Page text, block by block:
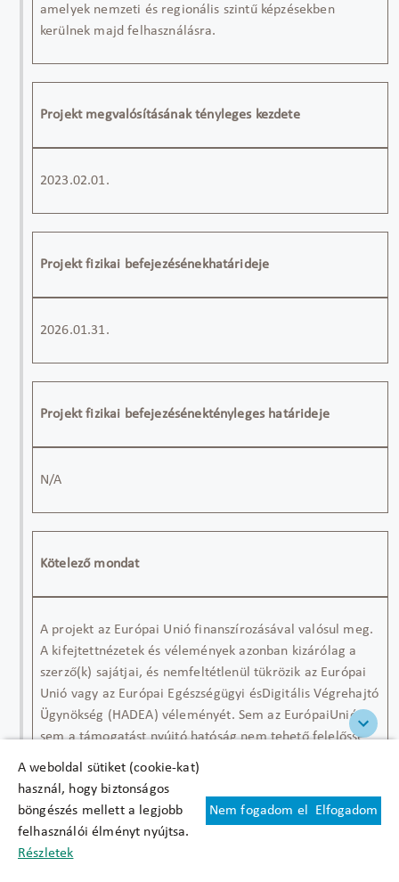
A weboldal sütiket (cookie-kat)
használ, hogy biztonságos
böngészés mellett a legjobb
felhasználói élményt nyújtsa.
Részletek
Nem fogadom el Elfogadom
amelyek nemzeti és regionális szintű képzésekben
kerülnek majd felhasználásra.
Projekt megvalósításának tényleges kezdete
2023.02.01.
Projekt fizikai befejezésénekhatárideje
2026.01.31.
Projekt fizikai befejezésénektényleges határideje
N/A
Kötelező mondat
A projekt az Európai Unió finanszírozásával valósul meg.
A kifejtettnézetek és vélemények azonban kizárólag a
szerző(k) sajátjai,és nemfeltétlenül tükrözik az Európai
Unió vagy az Európai Egészségügyi ésDigitális Végrehajtó
Ügynökség (HADEA) véleményét. Semaz EurópaiUnió,
sematámogatást nyújtó hatóság nem tehető felelőssé